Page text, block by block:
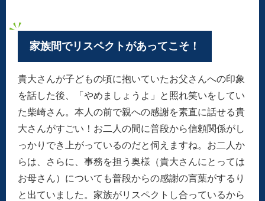
工事店番号 K21-AZO
家族間でリスペクトがあってこそ！
貴大さんが子どもの頃に抱いていたお父さんへの印象
を話した後、「やめましょうよ」と照れ笑いをしてい
た柴崎さん。本人の前で親への感謝を素直に話せる貴
大さんがすごい！お二人の間に普段から信頼関係がし
っかりでき上がっているのだと伺えますね。お二人か
らは、さらに、事務を担う奥様（貴大さんにとっては
お母さん）についても普段からの感謝の言葉がするり
と出ていました。家族がリスペクトし合っているから